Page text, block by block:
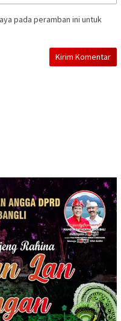
pada peramban ini untuk